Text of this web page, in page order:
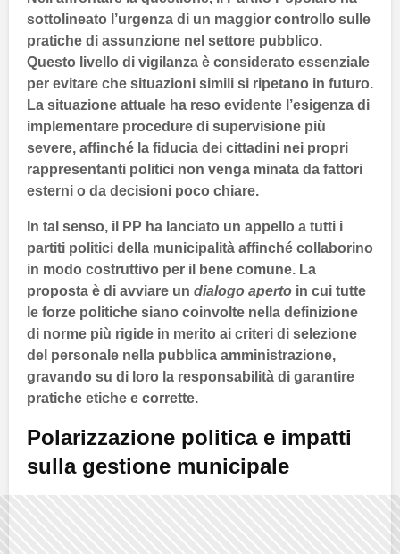
sottolineato l’urgenza di un maggior controllo sulle
pratiche di assunzione nel settore pubblico.
Questo livello di vigilanza è considerato essenziale
per evitare che situazioni simili si ripetano in futuro.
La situazione attuale ha reso evidente l’esigenza di
implementare procedure di supervisione più
severe, affinché la fiducia dei cittadini nei propri
rappresentanti politici non venga minata da fattori
esterni o da decisioni poco chiare.
In tal senso, il PP ha lanciato un appello a tutti i
partiti politici della municipalità affinché collaborino
in modo costruttivo per il bene comune. La
proposta è di avviare un dialogo aperto in cui tutte
le forze politiche siano coinvolte nella definizione
di norme più rigide in merito ai criteri di selezione
del personale nella pubblica amministrazione,
gravando su di loro la responsabilità di garantire
pratiche etiche e corrette.
Polarizzazione politica e impatti
sulla gestione municipale